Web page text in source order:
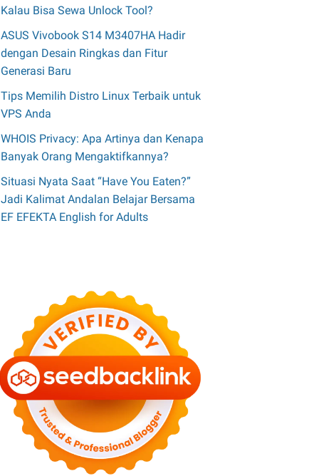
Kalau Bisa Sewa Unlock Tool?
ASUS Vivobook S14 M3407HA Hadir
dengan Desain Ringkas dan Fitur
Generasi Baru
Tips Memilih Distro Linux Terbaik untuk
VPS Anda
WHOIS Privacy: Apa Artinya dan Kenapa
Banyak Orang Mengaktifkannya?
Situasi Nyata Saat “Have You Eaten?”
Jadi Kalimat Andalan Belajar Bersama
EF EFEKTA English for Adults